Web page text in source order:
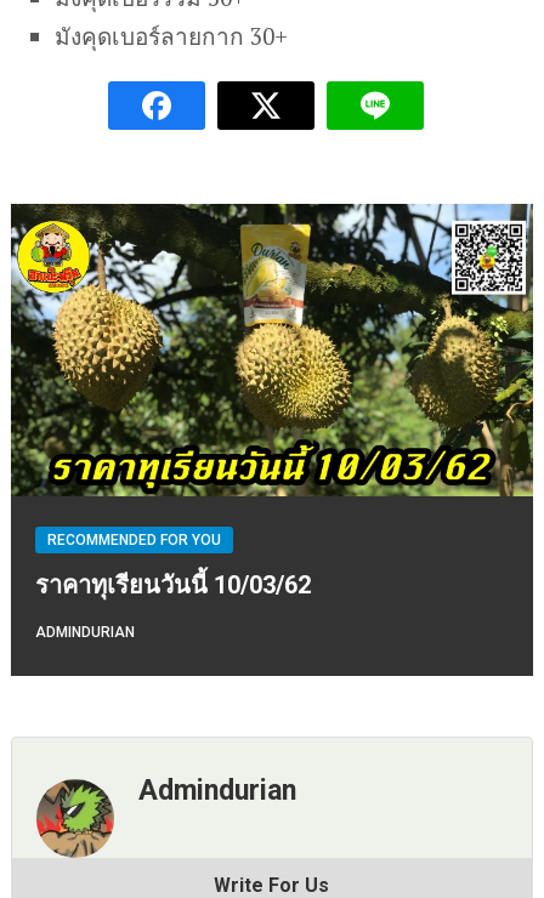
มังคุดเบอร์ลายกาก 30+
RECOMMENDED FOR YOU
ราคาทุเรียนวันนี้ 10/03/62
ADMINDURIAN
Admindurian
Write For Us